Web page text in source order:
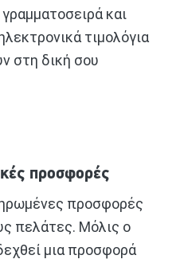
και
τιμολόγια
στη δική σου
προσφορές
προσφορές
πελάτες. Μόλις ο
μια προσφορά